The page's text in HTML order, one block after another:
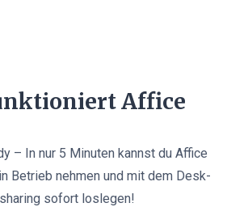
Affice
– In nur 5 Minuten kannst du Affice
Betrieb nehmen und mit dem Desk-
sharing sofort loslegen!